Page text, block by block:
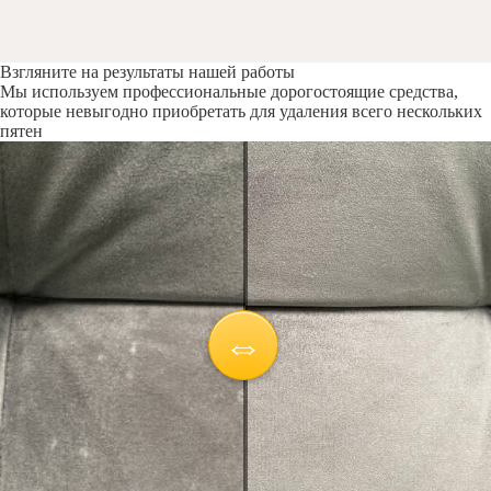
Взгляните на результаты нашей работы
Мы используем профессиональные дорогостоящие средства,
которые невыгодно приобретать для удаления всего нескольких
пятен